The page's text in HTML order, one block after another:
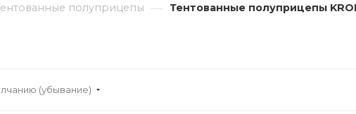
полуприцепы — Тентованные полуприцепы
(убывание)